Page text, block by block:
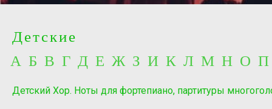
А Б В Г Д Е Ж З И К Л М Н О
Детские
Детский Хор. Ноты для фортепиано, партитуры